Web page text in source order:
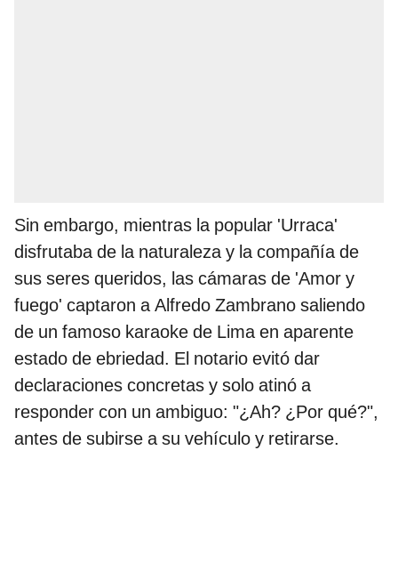
Sin embargo, mientras la popular 'Urraca'
disfrutaba de la naturaleza y la compañía de
sus seres queridos, las cámaras de 'Amor y
fuego' captaron a Alfredo Zambrano saliendo
de un famoso karaoke de Lima en aparente
estado de ebriedad. El notario evitó dar
declaraciones concretas y solo atinó a
responder con un ambiguo: "¿Ah? ¿Por qué?",
antes de subirse a su vehículo y retirarse.